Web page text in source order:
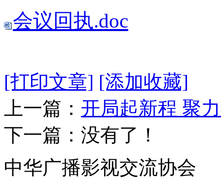
会议回执.doc
[打印文章] [添加收藏]
上一篇： 开局起新程 聚
下一篇：没有了！
中华广播影视交流协会